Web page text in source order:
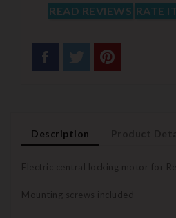
READ REVIEWS RATE
Description
Electric central locking motor for
Mounting screws included